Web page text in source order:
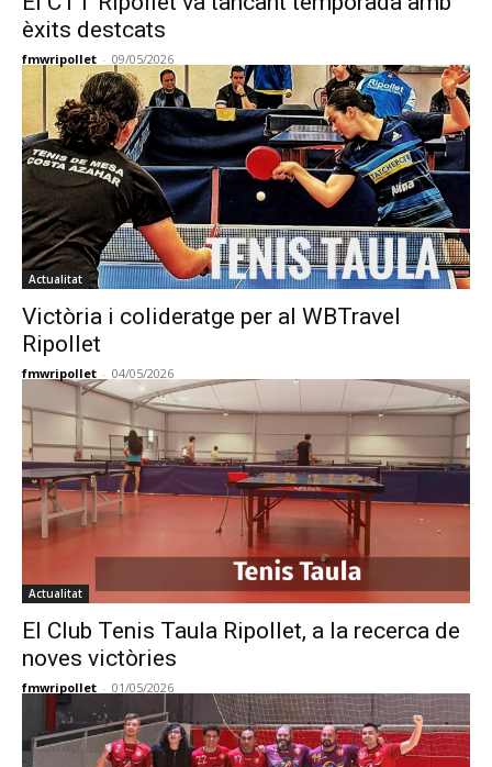
èxits destcats
fmwripollet - 09/05/2026
Actualitat
Victòria i colideratge per al WBTravel
Ripollet
fmwripollet - 04/05/2026
Actualitat
El Club Tenis Taula Ripollet, a la recerca de
noves victòries
fmwripollet - 01/05/2026